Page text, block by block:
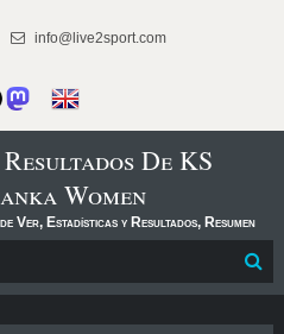
info@live2sport.com
De KS
Women
Ver, Estadísticas y Resultados, Resumen